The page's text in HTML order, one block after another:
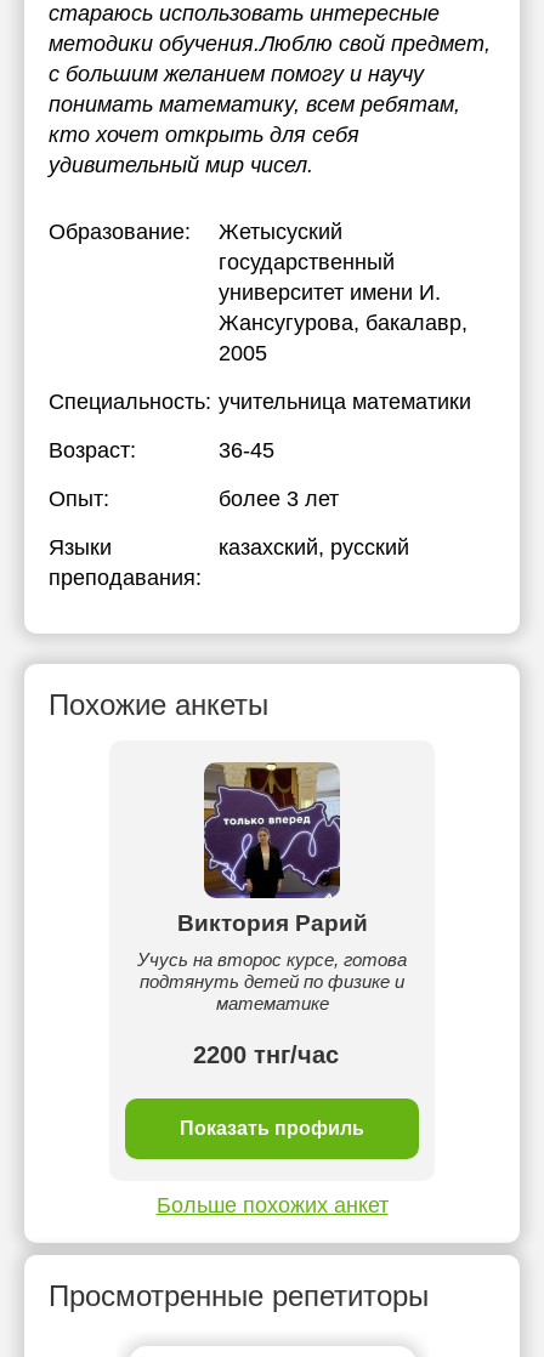
стараюсь использовать интересные
методики обучения.Люблю свой предмет,
с большим желанием помогу и научу
понимать математику, всем ребятам,
кто хочет открыть для себя
удивительный мир чисел.
Образование:
Жетысуский
государственный
университет имени И.
Жансугурова, бакалавр,
2005
Специальность: учительница математики
Возраст:
36-45
Опыт:
более 3 лет
Языки
преподавания:
казахский, русский
Похожие анкеты
Виктория Рарий
Учусь на второс курсе, готова
подтянуть детей по физике и
математике
2200 тнг/час
Показать профиль
Больше похожих анкет
Просмотренные репетиторы